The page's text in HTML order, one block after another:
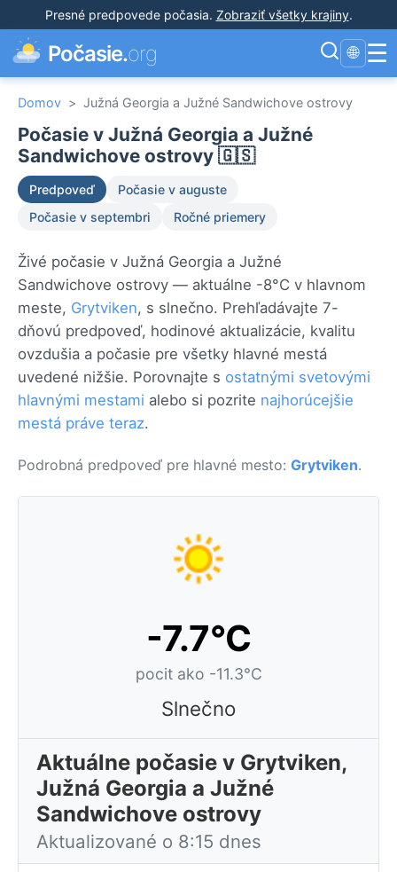
Presné predpovede počasia. Zobraziť všetky krajiny.
Počasie.org 🌐 ☰
Domov > Južná Georgia a Južné Sandwichove ostrovy
Počasie v Južná Georgia a Južné
Sandwichove ostrovy 🇬🇸
Predpoveď
Počasie v auguste
Počasie v septembri
Ročné priemery
Živé počasie v Južná Georgia a Južné
Sandwichove ostrovy — aktuálne -8°C v hlavnom
meste, Grytviken, s slnečno. Prehľadávajte 7-
dňovú predpoveď, hodinové aktualizácie, kvalitu
ovzdušia a počasie pre všetky hlavné mestá
uvedené nižšie. Porovnajte s ostatnými svetovými
hlavnými mestami alebo si pozrite najhorúcejšie
mestá práve teraz.
Podrobná predpoveď pre hlavné mesto: Grytviken.
-7.7°C
pocit ako -11.3°C
Slnečno
Aktuálne počasie v Grytviken,
Južná Georgia a Južné
Sandwichove ostrovy
Aktualizované o 8:15 dnes